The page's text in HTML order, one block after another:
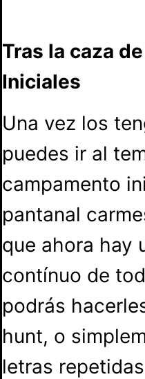
Tras la caza
Iniciales
Una vez los
puedes ir al
campamento
pantanal
que ahora hay
contínuo de
podrás
hunt, o
letras